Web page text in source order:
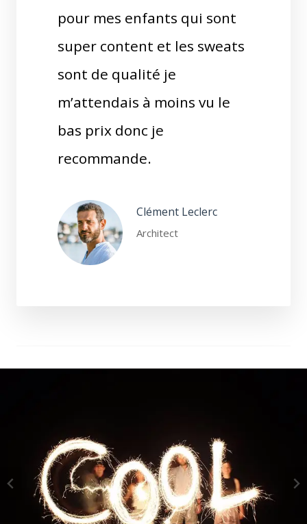
pour mes enfants qui sont
super content et les sweats
sont de qualité je
m’attendais à moins vu le
bas prix donc je
recommande.
Clément Leclerc
Architect